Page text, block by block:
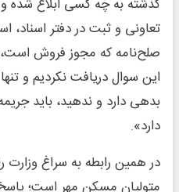
گذشته به چه کسی ابلاغ شده و
تعاونی و ثبت در دفتر اسناد،
صلح‌نامه که مجوز فروش
این سوال دریافت نکردیم و
بدهی دارد و ندهید، باید
دارد».
در همین رابطه به سراغ وزارت